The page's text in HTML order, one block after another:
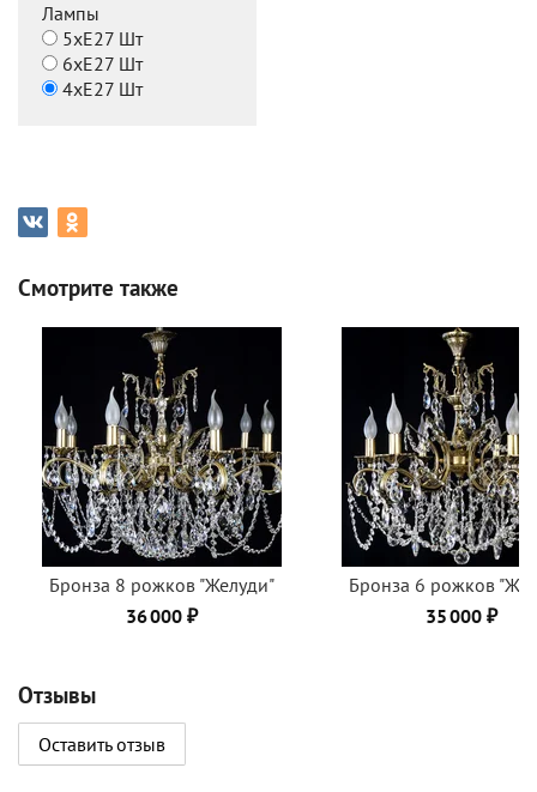
Лампы
5хЕ27 Шт
6хЕ27 Шт
4хЕ27 Шт
Смотрите также
Бронза 8 рожков "Желуди"
36 000 ₽
Бронза 6 рожков
35 000 ₽
Отзывы
Оставить отзыв